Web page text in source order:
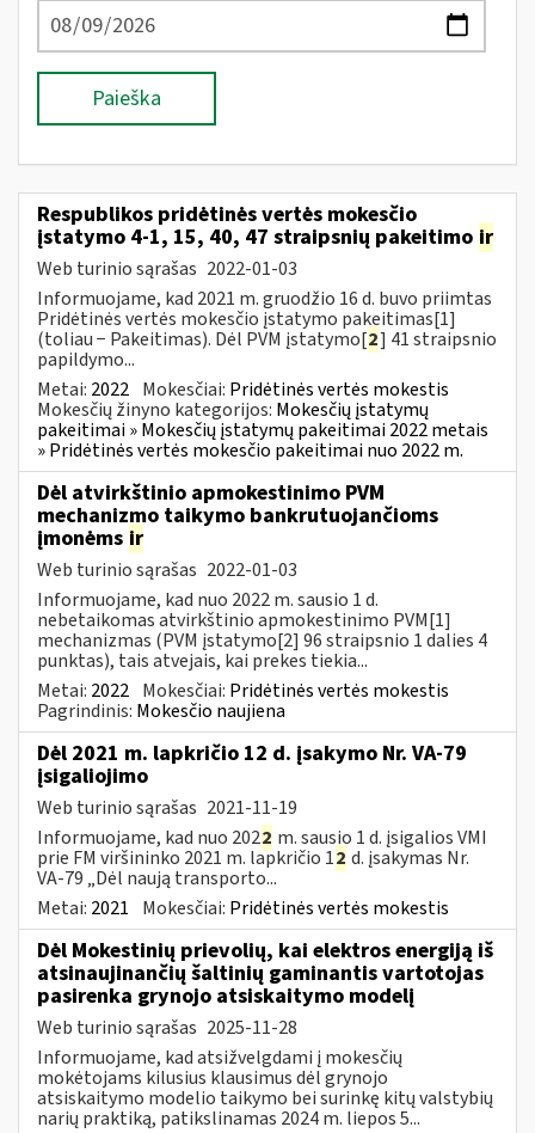
Paieška
Respublikos pridėtinės vertės mokesčio
įstatymo 4-1, 15, 40, 47 straipsnių pakeitimo ir
Web turinio sąrašas 2022-01-03
Informuojame, kad 2021 m. gruodžio 16 d. buvo priimtas
Pridėtinės vertės mokesčio įstatymo pakeitimas[1]
(toliau − Pakeitimas). Dėl PVM įstatymo[2] 41 straipsnio
papildymo...
Metai: 2022 Mokesčiai: Pridėtinės vertės mokestis
Mokesčių žinyno kategorijos: Mokesčių įstatymų
pakeitimai » Mokesčių įstatymų pakeitimai 2022 metais
» Pridėtinės vertės mokesčio pakeitimai nuo 2022 m.
Dėl atvirkštinio apmokestinimo PVM
mechanizmo taikymo bankrutuojančioms
įmonėms ir
Web turinio sąrašas 2022-01-03
Informuojame, kad nuo 2022 m. sausio 1 d.
nebetaikomas atvirkštinio apmokestinimo PVM[1]
mechanizmas (PVM įstatymo[2] 96 straipsnio 1 dalies 4
punktas), tais atvejais, kai prekes tiekia...
Metai: 2022 Mokesčiai: Pridėtinės vertės mokestis
Pagrindinis: Mokesčio naujiena
Dėl 2021 m. lapkričio 12 d. įsakymo Nr. VA-79
įsigaliojimo
Web turinio sąrašas 2021-11-19
Informuojame, kad nuo 2022 m. sausio 1 d. įsigalios VMI
prie FM viršininko 2021 m. lapkričio 12 d. įsakymas Nr.
VA-79 „Dėl naują transporto...
Metai: 2021 Mokesčiai: Pridėtinės vertės mokestis
Dėl Mokestinių prievolių, kai elektros energiją iš
atsinaujinančių šaltinių gaminantis vartotojas
pasirenka grynojo atsiskaitymo modelį
Web turinio sąrašas 2025-11-28
Informuojame, kad atsižvelgdami į mokesčių
mokėtojams kilusius klausimus dėl grynojo
atsiskaitymo modelio taikymo bei surinkę kitų valstybių
narių praktiką, patikslinamas 2024 m. liepos 5...